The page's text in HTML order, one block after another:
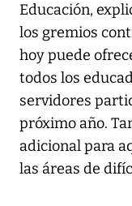
Educación,
los gremios
hoy puede
todos los
servidores
próximo año.
adicional para
las áreas de